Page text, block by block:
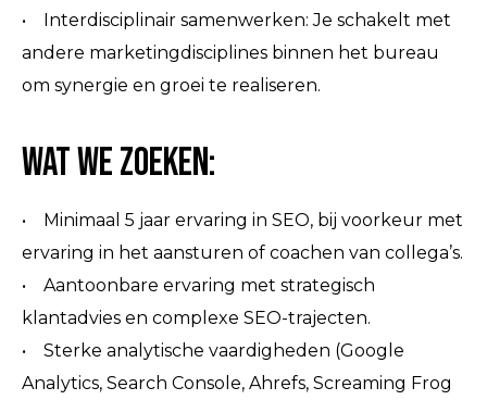
• Interdisciplinair samenwerken: Je schakelt met
andere marketingdisciplines binnen het bureau
om synergie en groei te realiseren.
Wat we zoeken:
• Minimaal 5 jaar ervaring in SEO, bij voorkeur met
ervaring in het aansturen of coachen van collega’s.
• Aantoonbare ervaring met strategisch
klantadvies en complexe SEO-trajecten.
• Sterke analytische vaardigheden (Google
Analytics, Search Console, Ahrefs, Screaming Frog